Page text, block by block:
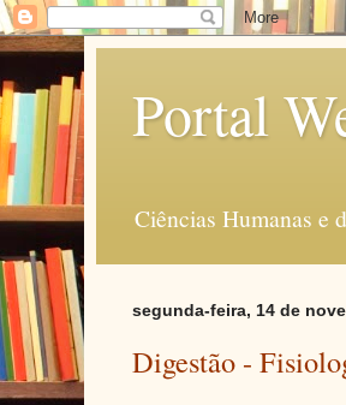
Portal
Ciências Humanas e
segunda-feira, 14 de
Digestão -